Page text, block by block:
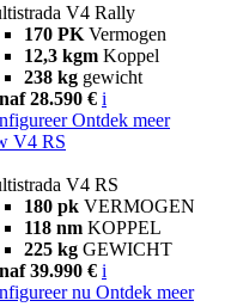
V4 Rally
170 PK Vermogen
12,3 kgm Koppel
238 kg gewicht
28.590 € i
Ontdek meer
V4 RS
V4 RS
180 pk VERMOGEN
118 nm KOPPEL
225 kg GEWICHT
39.990 € i
nu Ontdek meer